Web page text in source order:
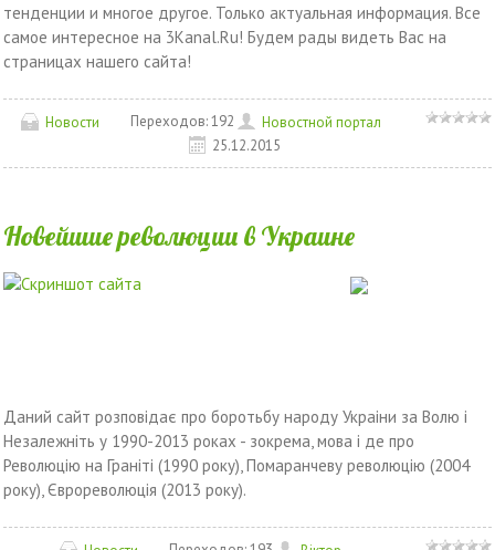
тенденции и многое другое. Только актуальная информация. Все
самое интересное на 3Kanal.Ru! Будем рады видеть Вас на
страницах нашего сайта!
Новости Переходов: 192
Новостной портал
25.12.2015
Новейшие революции в Украине
Даний сайт розповiдає про боротьбу народу Украiни за Волю i
Незалежнiть у 1990-2013 роках - зокрема, мова i де про
Революцiю на Гранiтi (1990 року), Помаранчеву революцiю (2004
року), Єврореволюцiя (2013 року).